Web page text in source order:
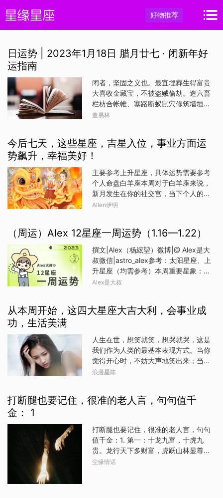
好物推荐
日运势 | 2023年1月18日 腊月廿七 · 闭新年好
运指南
闭者，坚固之义也。最宜埋葬生得富贵
大喜收金藏宝，不被盗贼偷劫。造六畜
栏枋合帐帷、塞路断蚁鼠穴修筑墙垣作
厕等。忌上任经商移出诸事，又忌架造
★★★事业工作开展平稳。财富运势
★★★财运平顺。感情运势 ★★★感
顺；适合带有辣味的食物，利于运势。
旺运方位：今日利于朝西方出行；东方
不宜。旺运宝贝：金旺运颜色：白色生
肖贵人：鸡生肖牛综合运势
旺，多有好的机缘。事业运势
★★★★事业工作开展顺利，事业上多
有好的机会。财富运势 ★★★财运平
顺。感情运势 ★★★情感运势稳定。
健康运势 ★★★★健康运良好；适合
带有苦味的食物，利于运势。旺运方
人：蛇生肖虎综合运势 ★★★★生肖
董易林
今后七天，这些星座，吉星入位，事业方面运
势飙升，幸福美好！
主要参考上升星座，具体运势需要参考
个人命盘白羊座本周对于白羊座来说，
新月发生在你的社交宫，当下个人的社
交运也是不错的，况且，水星位于你的
展奠定基石。事业方面，本周也将进入
美好的阶段，部分人可能会升职加薪，
或者事业方面有新的重任。点赞领取美
好运势金牛座今后七天，对于金牛座来
说，新月的美好时光发生在你的事业
宫，并且当下你的事业运也是不错的，
涉及合作层面上看，当下也是不错的，
座来说，水星在你的日常工作的宫位恢
复顺行，日常工作方面会顺行许多，之
前有些停滞的内容，本周开始会慢慢地
恢复。部分人可能会有升职加薪的可能
工作方面，会有不错的成果。点赞领取
Allen伊明
（周运）Alex 12星座一周运势（1.16—1.22）
撰文|Alex（杨綋堃）微博|@ Alex是大
叔微信|astro_alex参考：太阳星座、上
升星座（均需参考）本周重要星象：在1
月18日，水逆将正式结束，这次水逆从
运行速度会逐渐慢下来，因此我们会有
作，创意，灵感这些事情上陷入匮乏，
停顿的状态，但过三到五天就会改善，
因为届时水星的运行速度会改善，恢复
到正常的轨迹上来。随着水逆的结束，
水逆期间所产生的想法是不是具有可实
时性，以及何时推进执行，直到2月份开
如搬家，装修，是不是跟人合租，是不
是跟伴侣同居，或者是是不是交易，以
及工作上是不是变动，包括跟上级谈
判，跟他人合伙做生意，是不是要创业
Alex是大叔
从本周开始，这四大星座大吉大利，会事业成
功，生活美满
人生在世，想笑就笑，想哭就哭，这是
我们作为人类的最基本表现方式。当你
觉得开心时，不妨大声地笑出来；当你
感到伤心时，也不要怕别人看见，哭泣
大吉大利，会事业成功，生活美满了。
明，反应敏捷，因为你们知道，这样才
能善于抓住机会。当福气降临，你们的
状态会更好，这也能为自己带来财富和
事业上的成功哦。处女座处女座的朋友
浪漫星陈
打断腿也要记住，很准的老人言，句句值千
金： 1
打断腿也要记住，很准的老人言，句句
值千金：1. 第一：十龙九富，十虎九
贵。龙行天下多财富，虎跃山林显尊
贵。2. 第二：男怕属鸡，女怕属羊。男
尘缘情话